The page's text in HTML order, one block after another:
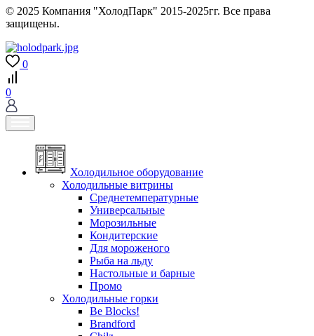
© 2025 Компания "ХолодПарк" 2015-2025гг. Все права
защищены.
0
0
Холодильное оборудование
Холодильные витрины
Среднетемпературные
Универсальные
Морозильные
Кондитерские
Для мороженого
Рыба на льду
Настольные и барные
Промо
Холодильные горки
Be Blocks!
Brandford